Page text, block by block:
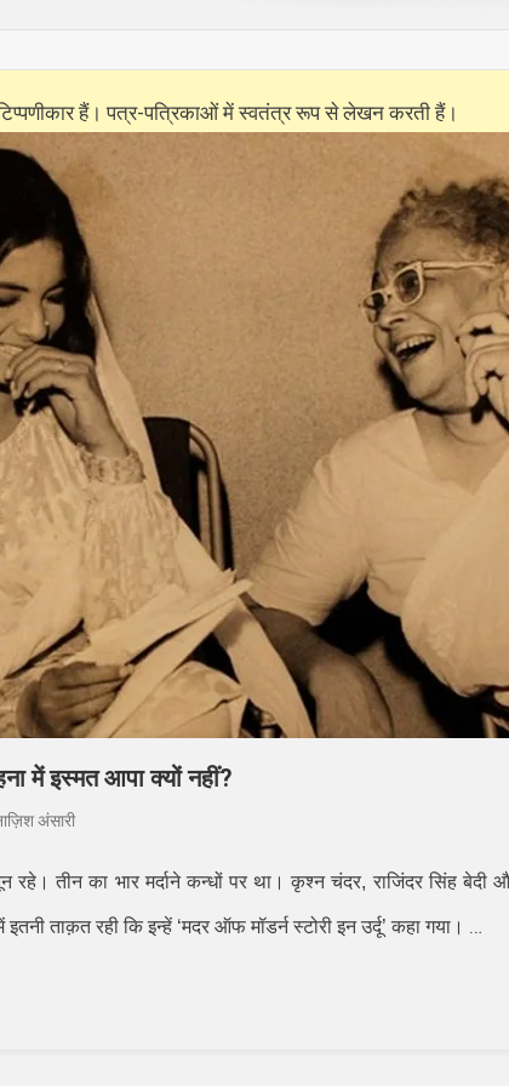
हैं। पत्र-पत्रिकाओं में स्वतंत्र रूप से लेखन करती हैं।
में इस्मत आपा क्यों नहीं?
अंसारी
रहे। तीन का भार मर्दाने कन्धों पर था। कृश्न चंदर, राजिंदर सिंह
ताक़त रही कि इन्हें ‘मदर ऑफ मॉडर्न स्टोरी इन उर्दू’ कहा गया। …